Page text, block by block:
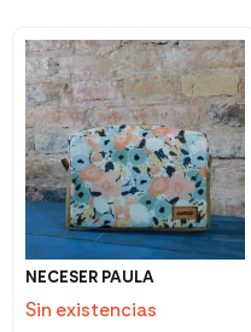
NECESER PAULA
Sin existencias